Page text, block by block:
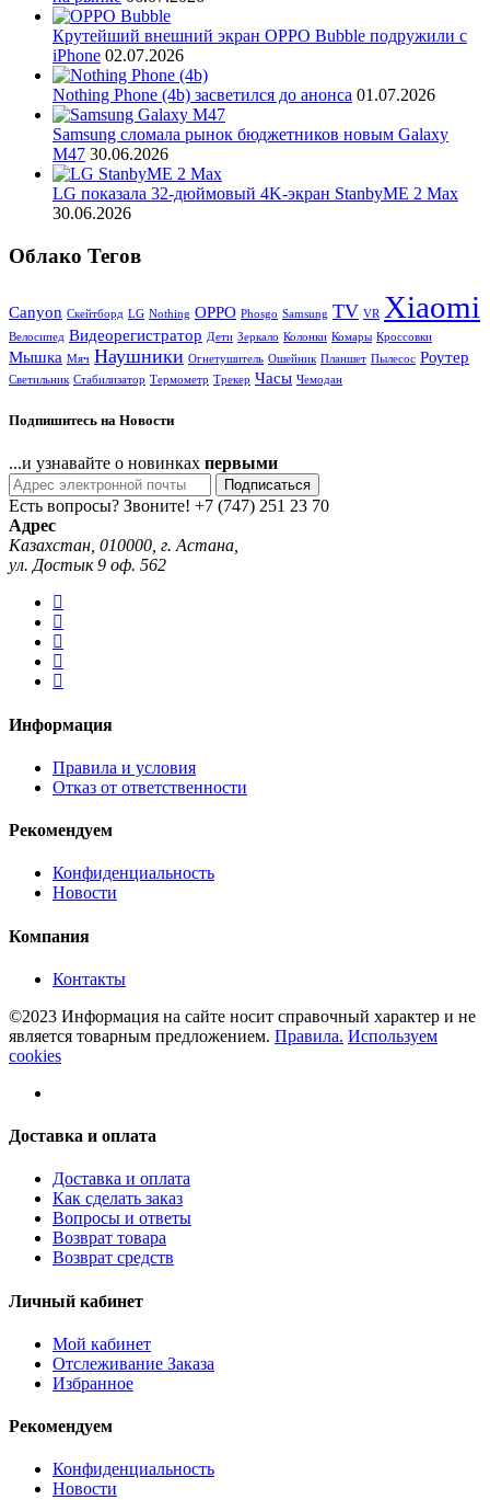
Крутейший внешний экран OPPO Bubble подружили с
iPhone 02.07.2026
Nothing Phone (4b) засветился до анонса 01.07.2026
Samsung сломала рынок бюджетников новым Galaxy
M47 30.06.2026
LG показала 32-дюймовый 4K-экран StanbyME 2 Max
30.06.2026
Облако Тегов
Canyon Cкейтборд LG Nothing OPPO Phosgo Samsung TV VR Xiaomi
Велосипед Видеорегистратор Дети Зеркало Колонки Комары Кроссовки
Мышка Мяч Наушники Огнетушитель Ошейник Планшет Пылесос Роутер
Светильник Стабилизатор Термометр Трекер Часы Чемодан
Подпишитесь на Новости
...и узнавайте о новинках первыми
Подписаться
Есть вопросы? Звоните! +7 (747) 251 23 70
Адрес
Казахстан, 010000, г. Астана,
ул. Достык 9 оф. 562
Информация
Правила и условия
Отказ от ответственности
Рекомендуем
Конфиденциальность
Новости
Компания
Контакты
©2023 Информация на сайте носит справочный характер и не
является товарным предложением. Правила. Используем
cookies
Доставка и оплата
Доставка и оплата
Как сделать заказ
Вопросы и ответы
Возврат товара
Возврат средств
Личный кабинет
Мой кабинет
Отслеживание Заказа
Избранное
Рекомендуем
Конфиденциальность
Новости